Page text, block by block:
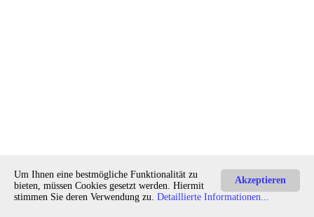
E-Mail an den Autor Akzeptieren
Um Ihnen eine bestmögliche Funktionalität zu
bieten, müssen Cookies gesetzt werden. Hiermit
stimmen Sie deren Verwendung zu. Detaillierte Informationen...